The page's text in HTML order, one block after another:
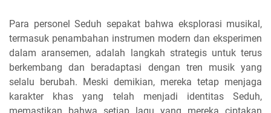
Para personel Seduh sepakat bahwa eksplorasi musikal,
termasuk penambahan instrumen modern dan eksperimen
dalam aransemen, adalah langkah strategis untuk terus
berkembang dan beradaptasi dengan tren musik yang
selalu berubah. Meski demikian, mereka tetap menjaga
karakter khas yang telah menjadi identitas Seduh,